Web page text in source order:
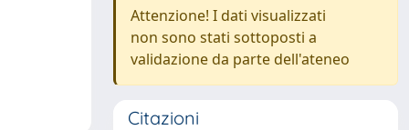
Attenzione! I dati visualizzati
non sono stati sottoposti a
validazione da parte dell'ateneo
Citazioni